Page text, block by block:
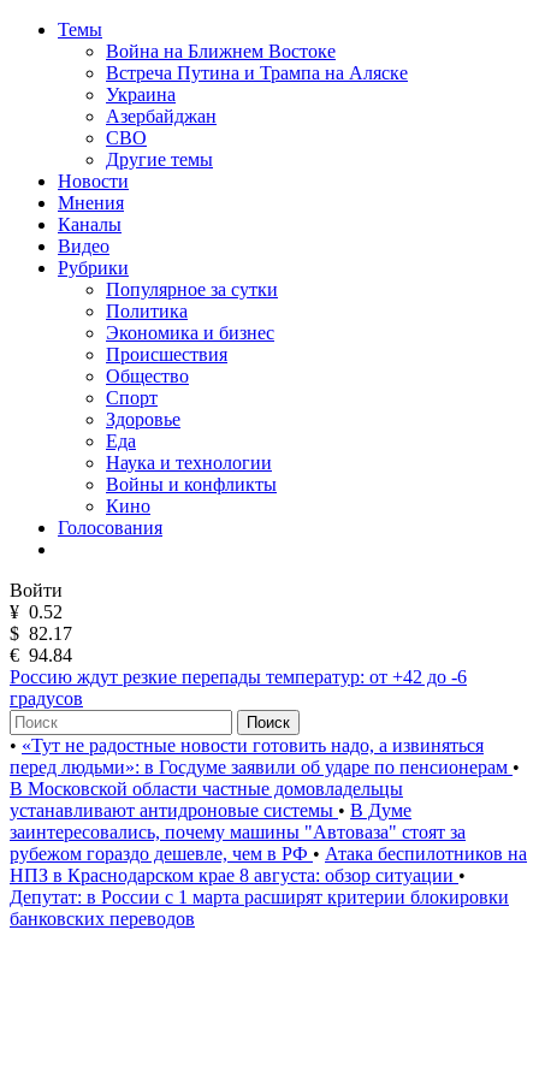
Темы
Война на Ближнем Востоке
Встреча Путина и Трампа на Аляске
Украина
Азербайджан
СВО
Другие темы
Новости
Мнения
Каналы
Видео
Рубрики
Популярное за сутки
Политика
Экономика и бизнес
Происшествия
Общество
Спорт
Здоровье
Еда
Наука и технологии
Войны и конфликты
Кино
Голосования
Войти
¥ 0.52
$ 82.17
€ 94.84
Россию ждут резкие перепады температур: от +42 до -6
градусов
Поиск
• «Тут не радостные новости готовить надо, а извиняться
перед людьми»: в Госдуме заявили об ударе по пенсионерам •
В Московской области частные домовладельцы
устанавливают антидроновые системы • В Думе
заинтересовались, почему машины "Автоваза" стоят за
рубежом гораздо дешевле, чем в РФ • Атака беспилотников на
НПЗ в Краснодарском крае 8 августа: обзор ситуации •
Депутат: в России с 1 марта расширят критерии блокировки
банковских переводов